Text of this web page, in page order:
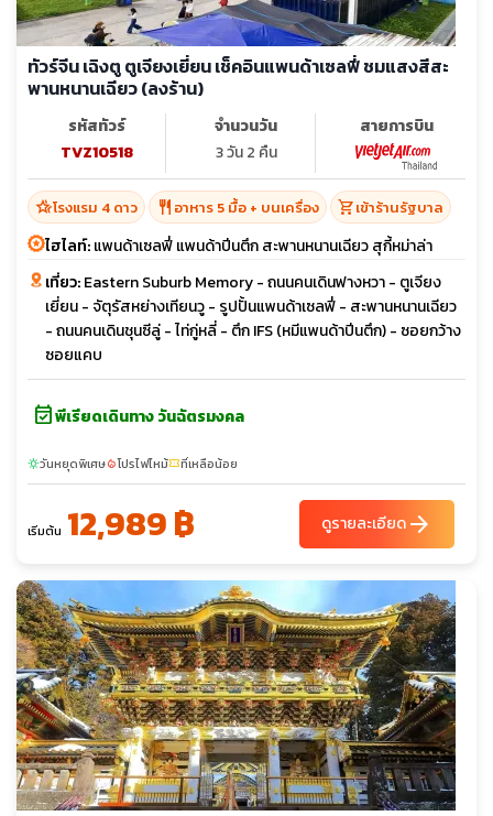
ทัวร์จีน เฉิงตู ตูเจียงเยี่ยน เช็คอินแพนด้าเซลฟี่ ชมแสงสีสะ
พานหนานเฉียว (ลงร้าน)
รหัสทัวร์
TVZ10518
จำนวนวัน
3 วัน 2 คืน
สายการบิน
hotel_classโรงแรม 4 ดาว restaurant อาหาร 5 มื้อ + บนเครื่อง shopping_cartเข้าร้านรัฐบาล
ไฮไลท์:แพนด้าเซลฟี่ แพนด้าปีนตึก สะพานหนานเฉียว สุกี้หม่าล่า
เที่ยว:Eastern Suburb Memory - ถนนคนเดินฟางหวา - ตูเจียง
เยี่ยน - จัตุรัสหย่างเทียนวู - รูปปั้นแพนด้าเซลฟี่ - สะพานหนานเฉียว
- ถนนคนเดินชุนซีลู่ - ไท่กู่หลี่ - ตึก IFS (หมีแพนด้าปีนตึก) - ซอยกว้าง
ซอยแคบ
event_availableพีเรียดเดินทาง วันฉัตรมงคล
sunnyวันหยุดพิเศษlocal_fire_departmentโปรไฟไหม้confirmation_numberที่เหลือน้อย
เริ่มต้น 12,989 ฿ ดูรายละเอียดarrow_forward